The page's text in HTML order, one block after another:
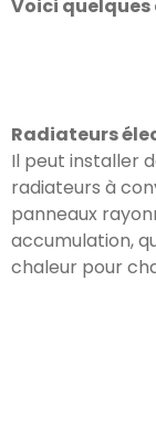
Voici quelques
Radiateurs
Il peut installer
radiateurs à
panneaux
accumulation,
chaleur pour